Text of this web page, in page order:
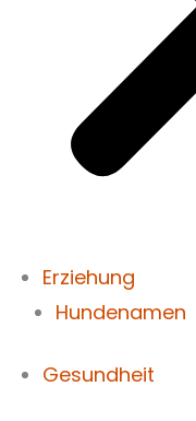
Erziehung
Hundenamen
Gesundheit